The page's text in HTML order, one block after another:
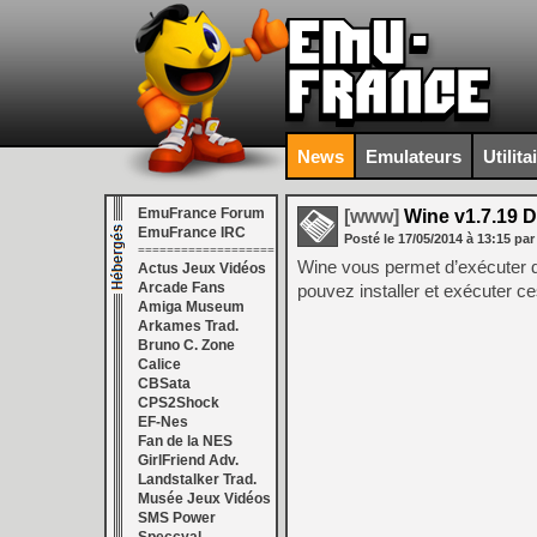
News Emulateurs
EmuFrance Forum
EmuFrance IRC
===================
Actus Jeux Vidéos
Arcade Fans
Amiga Museum
Arkames Trad.
Bruno C. Zone
Calice
CBSata
CPS2Shock
EF-Nes
Fan de la NES
GirlFriend Adv.
Landstalker Trad.
Musée Jeux Vidéos
SMS Power
[www] Wine v1.7.19
Posté le 17/05/2014 à 13:15 par
Wine vous permet d’exécuter
pouvez installer et exécuter